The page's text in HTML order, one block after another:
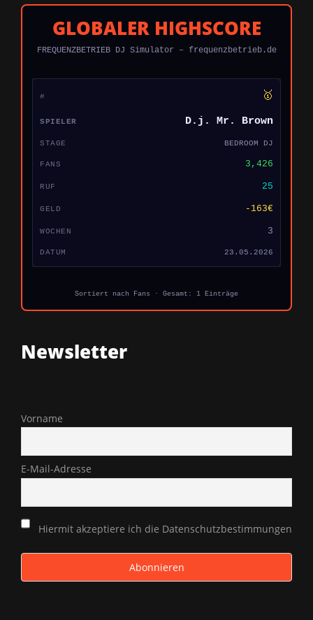
GLOBALER HIGHSCORE
FREQUENZBETRIEB DJ Simulator – frequenzbetrieb.de
🥇
D.j. Mr. Brown
BEDROOM DJ
3,426
25
-163€
3
23.05.2026
Sortiert nach Fans · Gesamt: 1 Einträge
Newsletter
Vorname
E-Mail-Adresse
Hiermit akzeptiere ich die Datenschutzbestimmungen